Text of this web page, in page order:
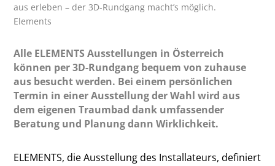
aus erleben – der 3D-Rundgang macht’s möglich.
Elements
Alle ELEMENTS Ausstellungen in Österreich
können per 3D-Rundgang bequem von zuhause
aus besucht werden. Bei einem persönlichen
Termin in einer Ausstellung der Wahl wird aus
dem eigenen Traumbad dank umfassender
Beratung und Planung dann Wirklichkeit.
ELEMENTS, die Ausstellung des Installateurs, definiert